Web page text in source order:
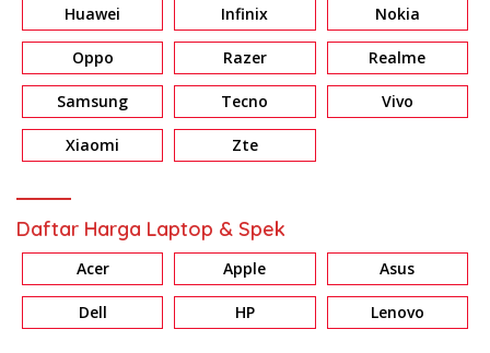
Huawei Infinix Nokia
Oppo Razer Realme
Samsung Tecno Vivo
Xiaomi Zte
Daftar Harga Laptop & Spek
Acer Apple Asus
Dell HP Lenovo